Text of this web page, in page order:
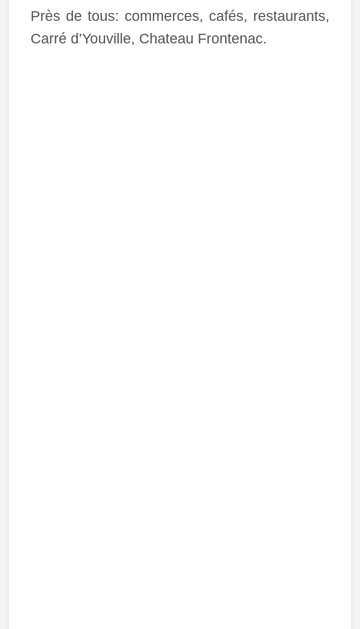
Près de tous: commerces, cafés, restaurants,
Carré d’Youville, Chateau Frontenac.